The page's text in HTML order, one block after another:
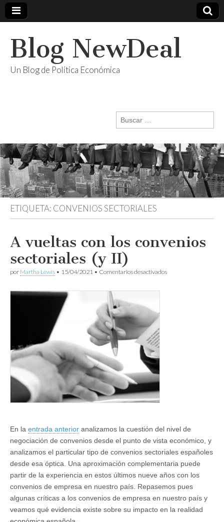
Blog NewDeal
Un Blog de Política Económica
Buscar:
ETIQUETA: CONVENIOS SECTORIALES
A vueltas con los convenios
sectoriales (y II)
por Martha Lewis • 15/04/2021 • Comentarios desactivadosen
En la entrada anterior analizamos la cuestión del nivel de
negociación de convenios desde el punto de vista económico, y
analizamos el particular tipo de convenios sectoriales españoles
desde esa óptica. Una aproximación complementaria puede
partir de la experiencia en estos últimos nueve años con los
convenios de empresa en nuestro país. Repasemos pues
algunas críticas a los convenios de empresa en nuestro país y
veamos qué evidencia existe sobre su impacto en la realidad